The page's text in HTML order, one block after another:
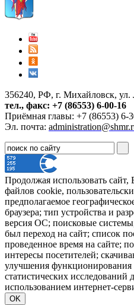
356240, РФ, г. Михайловск, ул.
тел., факс: +7 (86553) 6-00-16
Приёмная главы: +7 (86553) 6-
Эл. почта:
Продолжая использовать сайт,
файлов cookie,
предполагаемое
браузера; тип устройства и
версия ОС; поисковые
был переход на сайт; список
проведенное время на сайте;
интересы посетителей;
улучшения функционирования
статистических исследований
использованием интернет-
OK